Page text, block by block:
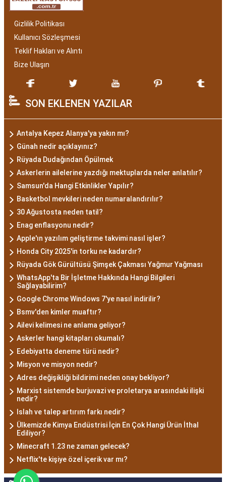
Gizlilik Politikası
Kullanıcı Sözleşmesi
Teklif Hakları ve Alıntı
Bize Ulaşın
SON EKLENEN YAZILAR
Antalya Kepez Alanya'ya yakın mı?
Günah nedir açıklayınız?
Rüyada Dudağından Öpülmek
Askerlerin ailelerine yazdığı mektuplarda neler anlatılır?
Samsun'da Hangi Etkinlikler Yapılır?
Basketbol mevkileri neden numaralandırılır?
30 Ağustosta neden tatil?
Enag enflasyonu nedir?
Apple'ın yazılım geliştirme takvimi nasıl işler?
Honda City 2025'in torku ne kadardır?
Rüyada Gök Gürültüsü Şimşek Çakması Yağmur Yağması
WhatsApp'ta Bir İşletme Hakkında Hangi Bilgileri
Sağlayabilirim?
Google Chrome Windows 7'ye nasıl indirilir?
Bsmv'den kimler muaftır?
Ailevi kelimesi ne anlama geliyor?
Askerler hangi kitapları okumalı?
Edebiyatta deneme türü nedir?
Misyon ve misyon nedir?
Adres değişikliği bildirimi neden onay bekliyor?
Marxist sistemde burjuvazi ve proletarya arasındaki ilişki
nedir?
Islah ve talep artırım farkı nedir?
Ülkemizde Kimya Endüstrisi İçin En Çok Hangi Ürün İthal
Ediliyor?
Minecraft 1.23 ne zaman gelecek?
Netflix'te kişiye özel içerik var mı?